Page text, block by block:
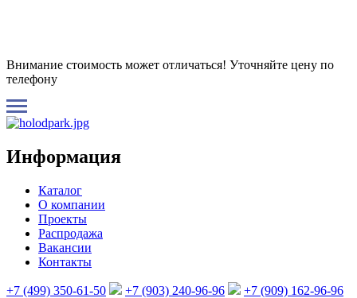
Внимание стоимость может отличаться! Уточняйте цену по
телефону
Информация
Каталог
О компании
Проекты
Распродажа
Вакансии
Контакты
+7 (499) 350-61-50 +7 (903) 240-96-96
+7 (909) 162-96-96